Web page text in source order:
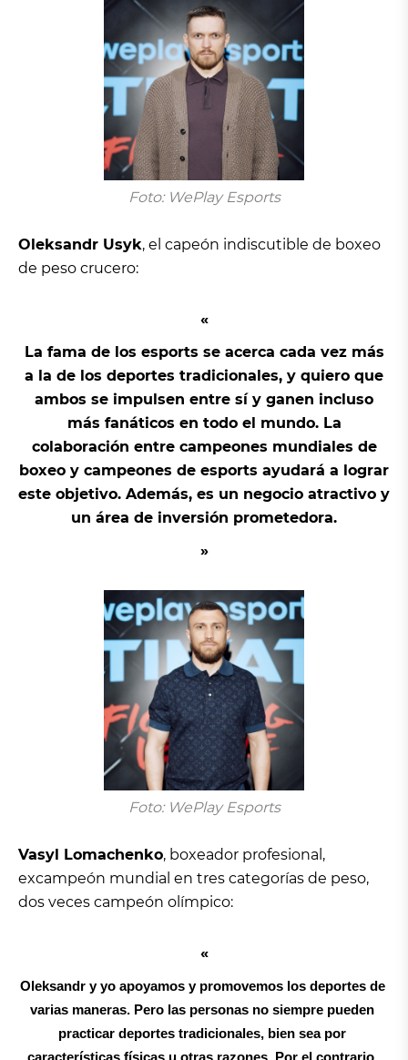
Foto: WePlay Esports
Oleksandr Usyk, el capeón indiscutible de boxeo
de peso crucero:
La fama de los esports se acerca cada vez más
a la de los deportes tradicionales, y quiero que
ambos se impulsen entre sí y ganen incluso
más fanáticos en todo el mundo. La
colaboración entre campeones mundiales de
boxeo y campeones de esports ayudará a lograr
este objetivo. Además, es un negocio atractivo y
un área de inversión prometedora.
Foto: WePlay Esports
Vasyl Lomachenko, boxeador profesional,
excampeón mundial en tres categorías de peso,
dos veces campeón olímpico:
Oleksandr y yo apoyamos y promovemos los deportes de
varias maneras. Pero las personas no siempre pueden
practicar deportes tradicionales, bien sea por
características físicas u otras razones. Por el contrario,